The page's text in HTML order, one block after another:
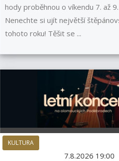
hody proběhnou o víkendu 7. až
Nenechte si ujít největší
tohoto roku! Těšit se ...
KULTURA
7.8.2026 19:00